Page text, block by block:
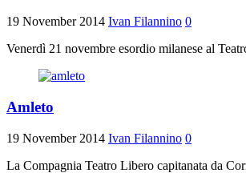
19 November 2014 Ivan Filannino 0
Venerdì 21 novembre esordio milanese al
Amleto
19 November 2014 Ivan Filannino 0
La Compagnia Teatro Libero capitanata da